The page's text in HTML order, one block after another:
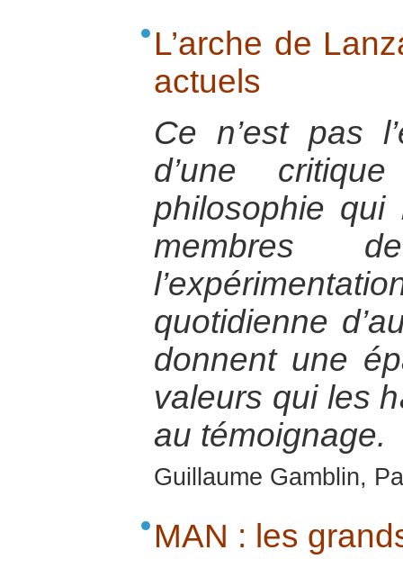
L’arche de
actuels
Ce n’est pas
d’une
philosophie qui
membres
quotidienne
donnent une
valeurs qui les
au témoignage.
Guillaume Gamblin,
MAN : les